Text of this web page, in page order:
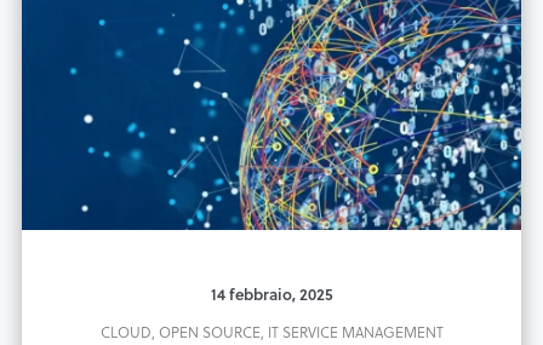
14 febbraio, 2025
CLOUD, OPEN SOURCE, IT SERVICE MANAGEMENT